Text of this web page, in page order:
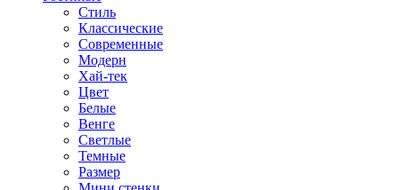
Стиль
Классические
Современные
Модерн
Хай-тек
Цвет
Белые
Венге
Светлые
Темные
Размер